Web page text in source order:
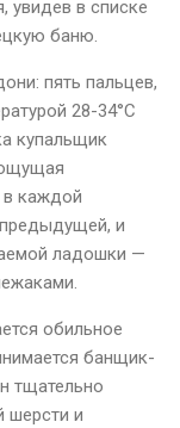
увидев в списке
баню.
пять пальцев,
28-34°С
купальщик
в каждой
и
ладошки —
обильное
банщик-
тщательно
шерсти и